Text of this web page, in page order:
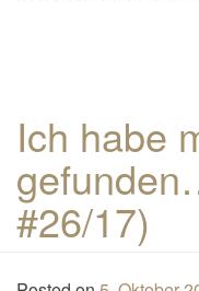
Ich habe
#26/17)